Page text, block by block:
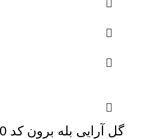
گل آرایی بله برون کد 200